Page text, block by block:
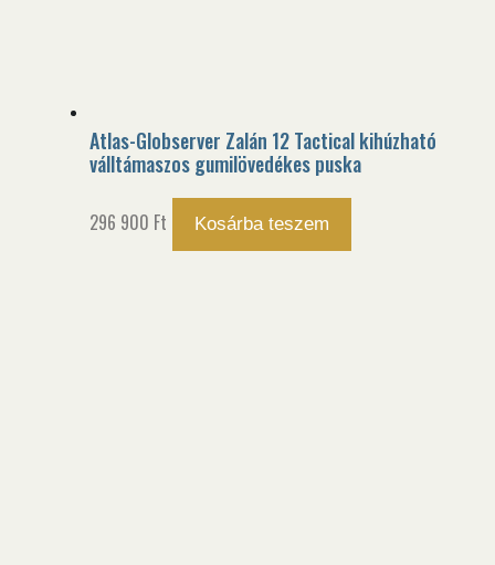
Atlas-Globserver Zalán 12 Tactical kihúzható
válltámaszos gumilövedékes puska
296 900 Ft Kosárba teszem